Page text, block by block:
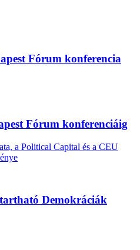
Fórum konferencia
Fórum konferenciáig
a Political Capital és a CEU
Demokráciák